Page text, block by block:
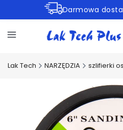
Darmowa
Rabaty -30% na
Lak Tech NARZĘDZIA szlifierki